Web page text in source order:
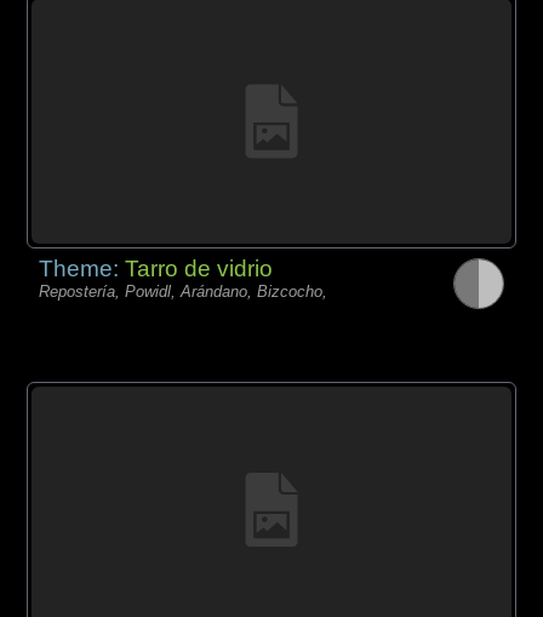
Theme:Tarro de vidrio
Repostería, Powidl, Arándano, Bizcocho,